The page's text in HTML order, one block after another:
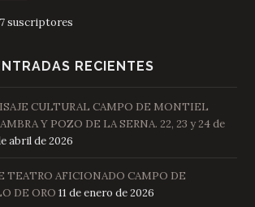
suscriptores
RECIENTES
CULTURAL CAMPO DE MONTIEL
Y POZO DE LA SERNA. 22, 23 y 24 de
abril de 2026
TEATRO AFICIONADO CAMPO DE
DE ORO 11 de enero de 2026